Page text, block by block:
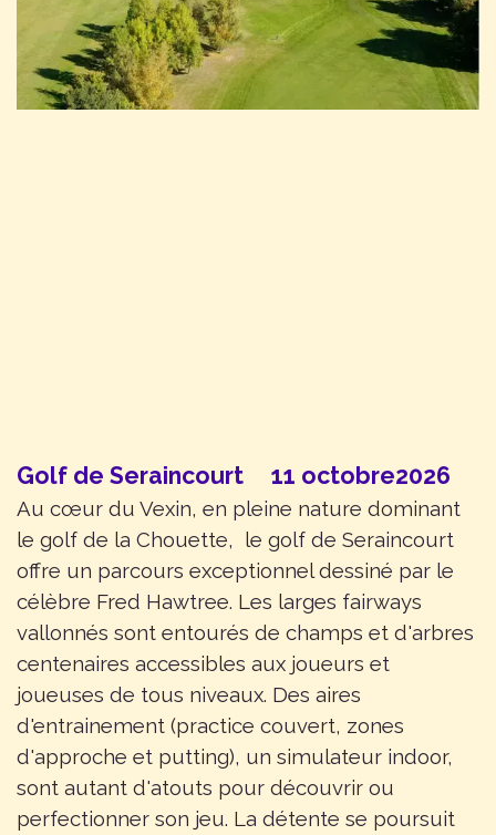
Golf de Seraincourt 11 octobre2026
Au cœur du Vexin, en pleine nature dominant
le golf de la Chouette, le golf de Seraincourt
offre un parcours exceptionnel dessiné par le
célèbre Fred Hawtree. Les larges fairways
vallonnés sont entourés de champs et d'arbres
centenaires accessibles aux joueurs et
joueuses de tous niveaux. Des aires
d'entrainement (practice couvert, zones
d'approche et putting), un simulateur indoor,
sont autant d'atouts pour découvrir ou
perfectionner son jeu. La détente se poursuit